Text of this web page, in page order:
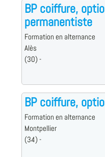
BP coiffure,
permanentiste
Formation en alternance
Alès
(30) -
BP coiffure,
Formation en alternance
Montpellier
(34) -